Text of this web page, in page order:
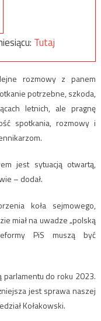
Tutaj
rozmowy z panem
potrzebne, szkoda,
letnich, ale pragnę
spotkania, rozmowy i
jest sytuacją otwartą,
– dodał.
koła sejmowego,
miał na uwadze „polską
PiS muszą być
parlamentu do roku 2023.
jest sprawa naszej
Kołakowski.